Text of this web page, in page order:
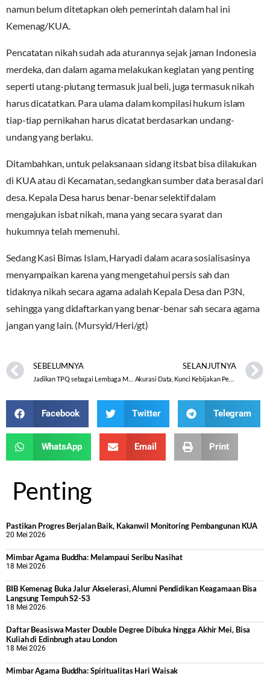
namun belum ditetapkan oleh pemerintah dalam hal ini
Kemenag/KUA.
Pencatatan nikah sudah ada aturannya sejak jaman Indonesia
merdeka, dan dalam agama melakukan kegiatan yang penting
seperti utang-piutang termasuk jual beli, juga termasuk nikah
harus dicatatkan. Para ulama dalam kompilasi hukum islam
tiap-tiap pernikahan harus dicatat berdasarkan undang-
undang yang berlaku.
Ditambahkan, untuk pelaksanaan sidang itsbat bisa dilakukan
di KUA atau di Kecamatan, sedangkan sumber data berasal dari
desa. Kepala Desa harus benar-benar selektif dalam
mengajukan isbat nikah, mana yang secara syarat dan
hukumnya telah memenuhi.
Sedang Kasi Bimas Islam, Haryadi dalam acara sosialisasinya
menyampaikan karena yang mengetahui persis sah dan
tidaknya nikah secara agama adalah Kepala Desa dan P3N,
sehingga yang didaftarkan yang benar-benar sah secara agama
jangan yang lain. (Mursyid/Heri/gt)
SEBELUMNYA SELANJUTNYA
Facebook Twitter Telegram
WhatsApp Email Print
Penting
Pastikan Progres Berjalan Baik, Kakanwil Monitoring Pembangunan KUA
20 Mei 2026
Mimbar Agama Buddha: Melampaui Seribu Nasihat
18 Mei 2026
BIB Kemenag Buka Jalur Akselerasi, Alumni Pendidikan Keagamaan Bisa
Langsung Tempuh S2-S3
18 Mei 2026
Daftar Beasiswa Master Double Degree Dibuka hingga Akhir Mei, Bisa
Kuliah di Edinbrugh atau London
18 Mei 2026
Mimbar Agama Buddha: Spiritualitas Hari Waisak